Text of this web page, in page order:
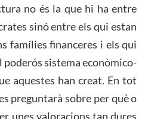
no és la que hi ha entre
sinó entre els qui estan
famílies financeres i els qui
poderós sistema econòmico-
aquestes han creat. En tot
preguntarà sobre per què o
unes valoracions tan dures